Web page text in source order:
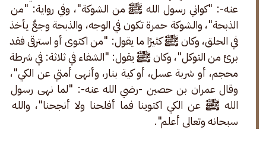
عنه-: "كواني رسول الله ﷺ من الشوكة"، وفي رواية: "من
الذبحة"، والشوكة حمرة تكون في الوجه، والذبحة وجعٌ يأخذ
في الحلق، وكان ﷺ كثيرًا ما يقول: "من اكتوى أو استرقى فقد
برئ من التوكل"، وكان ﷺ يقول: "الشفاء في ثلاثة: في شرطة
محجم، أو شربة عسل، أو كية بنار، وأنهى أمتي عن الكي"،
وقال عمران بن حصين -رضي الله عنه-: "لما نهى رسول
الله ﷺ عن الكي اكتوينا فما أفلحنا ولا أنجحنا"، والله
سبحانه وتعالى أعلم".